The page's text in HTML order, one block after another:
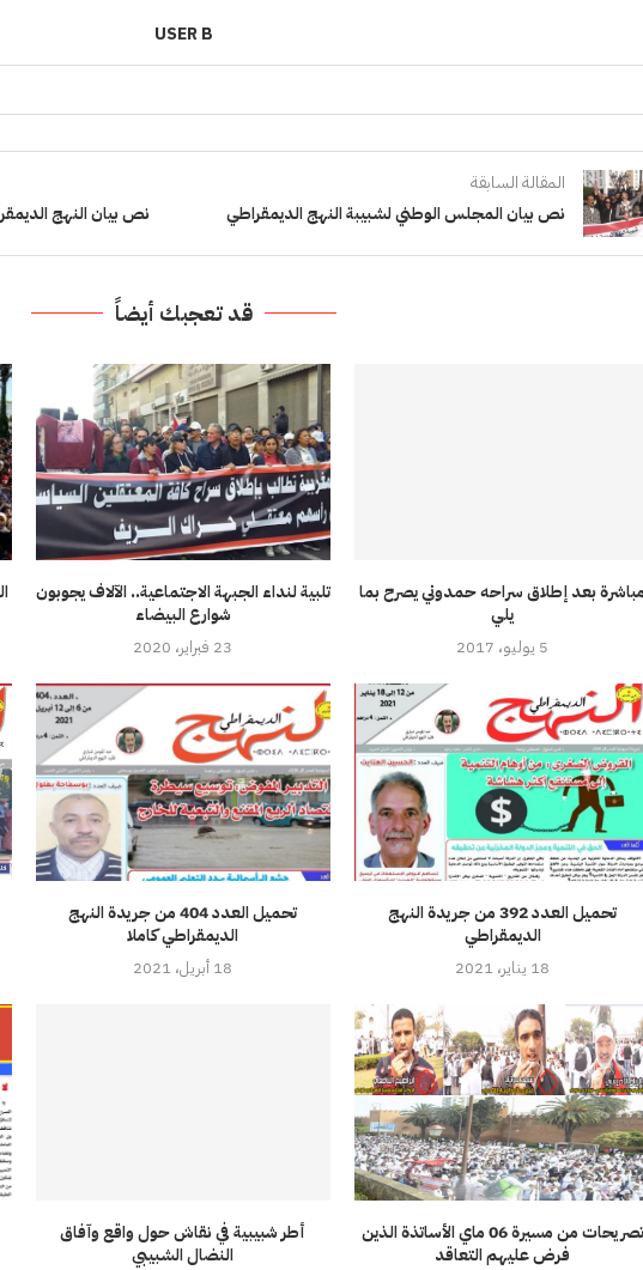
USER B
المقالة السابقة
نص بيان المجلس الوطني لشبيبة النهج الديمقراطي
نص بيان النهج
قد تعجبك أيضاً
تلبية لنداء الجبهة الاجتماعية.. الآلاف يجوبون
شوارع البيضاء
23 فبراير، 2020
مباشرة بعد إطلاق سراحه حمدوني يصرح بما
يلي
5 يوليو، 2017
تحميل العدد 404 من جريدة النهج
الديمقراطي كاملا
18 أبريل، 2021
تحميل العدد 392 من جريدة النهج
الديمقراطي
18 يناير، 2021
أطر شبيبية في نقاش حول واقع وآفاق
النضال الشبيبي
تصريحات من مسيرة 06 ماي الأساتذة الذين
فرض عليهم التعاقد